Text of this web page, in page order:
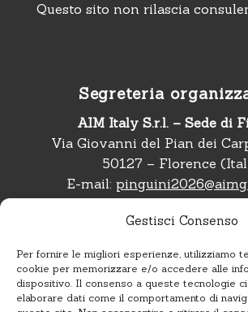
Gestisci Consenso
Per fornire le migliori esperienze, utilizziamo
cookie per memorizzare e/o accedere alle
dispositivo. Il consenso a queste tecnologie
elaborare dati come il comportamento di
Questo sito non rilascia
Segreteria
AIM Italy S.r.l. – Sede di
Via Giovanni del Pian dei
50127 – Florence
E-mail:
Seguici su